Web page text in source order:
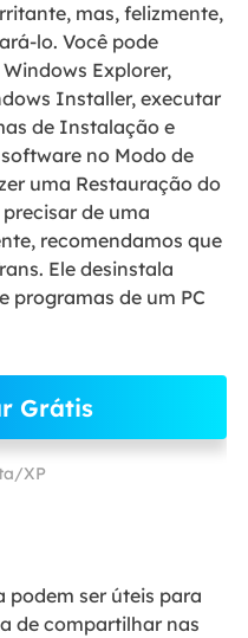
mas, felizmente,
lo. Você pode
Explorer,
Installer, executar
de Instalação e
no Modo de
uma Restauração do
de uma
recomendamos que
Ele desinstala
programas de um PC
Grátis
XP
podem ser úteis para
de compartilhar nas